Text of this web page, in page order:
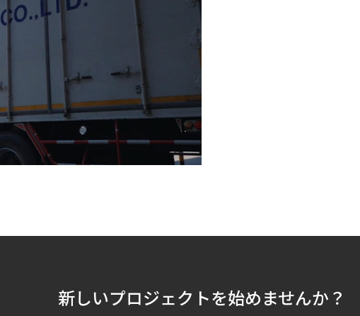
新しいプロジェクトを始めませんか？